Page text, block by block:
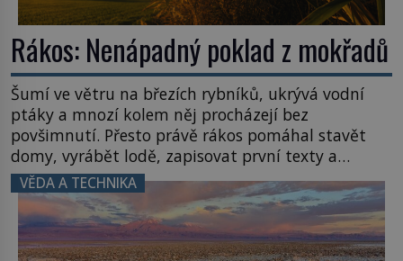
Rákos: Nenápadný poklad z mokřadů
Šumí ve větru na březích rybníků, ukrývá vodní
ptáky a mnozí kolem něj procházejí bez
povšimnutí. Přesto právě rákos pomáhal stavět
domy, vyrábět lodě, zapisovat první texty a
inspiroval řadu pověstí. Tato skromná, ale
užitečná rostlina provází člověka už tisíce let.
Většina lidí vnímá rákos jen jako obyčejnou kulisu
letního koupání. Stačí se však podívat […]
VĚDA A TECHNIKA